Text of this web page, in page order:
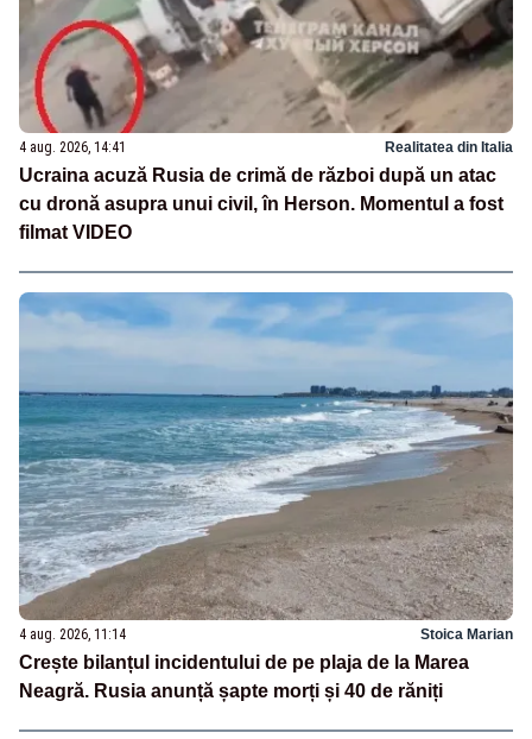
4 aug. 2026, 14:41 Realitatea din Italia
Ucraina acuză Rusia de crimă de război după un atac
cu dronă asupra unui civil, în Herson. Momentul a fost
filmat VIDEO
4 aug. 2026, 11:14 Stoica Marian
Crește bilanțul incidentului de pe plaja de la Marea
Neagră. Rusia anunță șapte morți și 40 de răniți